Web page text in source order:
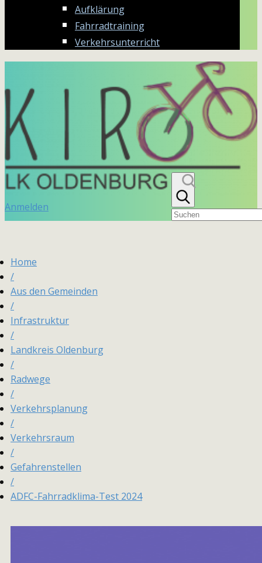
Aufklärung
Fahrradtraining
Verkehrsunterricht
Anmelden
Home
/
Aus den Gemeinden
/
Infrastruktur
/
Landkreis Oldenburg
/
Radwege
/
Verkehrsplanung
/
Verkehrsraum
/
Gefahrenstellen
/
ADFC-Fahrradklima-Test 2024